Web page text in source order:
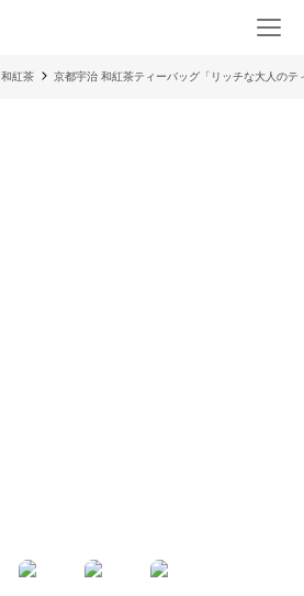
和紅茶 京都宇治 和紅茶ティーバッグ「リッチな大人のテ